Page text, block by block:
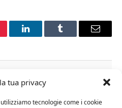
tua privacy
tecnologie come i cookie
LinkedInTumblr Email